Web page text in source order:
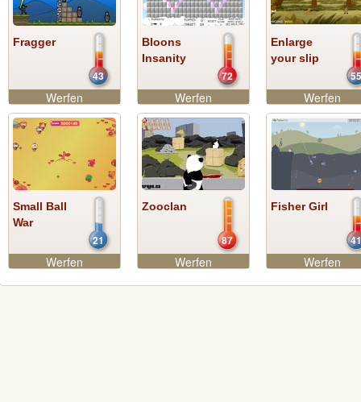
Fragger
43
Werfen
Bloons
Insanity
72
Werfen
Enlarge
your slip
55
Werfen
Small Ball
War
21
Werfen
Zooclan
87
Werfen
Fisher Girl
41
Werfen